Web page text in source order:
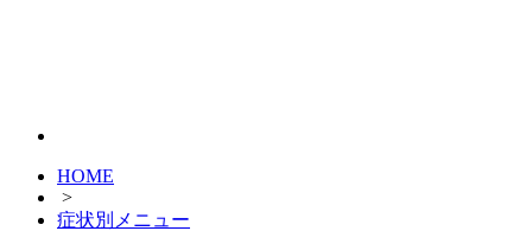
HOME
>
症状別メニュー